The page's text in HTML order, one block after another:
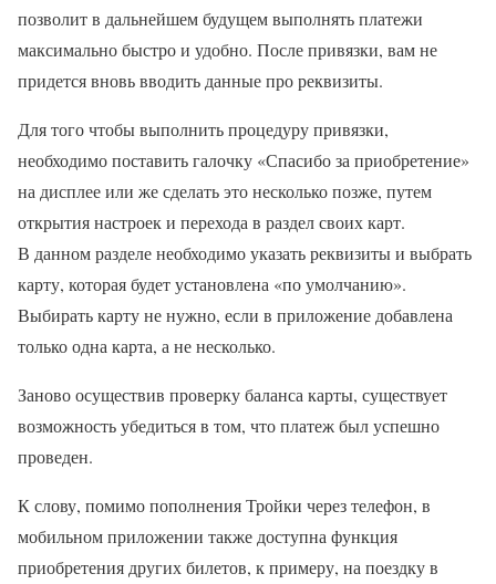
позволит в дальнейшем будущем выполнять платежи
максимально быстро и удобно. После привязки, вам не
придется вновь вводить данные про реквизиты.
Для того чтобы выполнить процедуру привязки,
необходимо поставить галочку «Спасибо за приобретение»
на дисплее или же сделать это несколько позже, путем
открытия настроек и перехода в раздел своих карт.
В данном разделе необходимо указать реквизиты и выбрать
карту, которая будет установлена «по умолчанию».
Выбирать карту не нужно, если в приложение добавлена
только одна карта, а не несколько.
Заново осуществив проверку баланса карты, существует
возможность убедиться в том, что платеж был успешно
проведен.
К слову, помимо пополнения Тройки через телефон, в
мобильном приложении также доступна функция
приобретения других билетов, к примеру, на поездку в